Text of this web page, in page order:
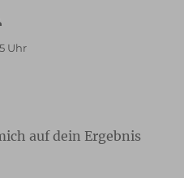
Uhr
auf dein Ergebnis